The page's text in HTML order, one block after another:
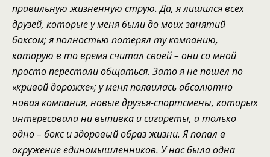
правильную жизненную струю.Да, ялишился всех
друзей, которые у меня были до моих занятий
боксом; я полностью потерял ту компанию,
которую в то время считал своей – они со мной
простоперестали общаться. Затояне пошёл по
«кривой дорожке»;у меня появилась абсолютно
новая компания, новые друзья-спортсмены, которых
интересовала нивыпивка исигареты, а только
одно – бокс и здоровый образ жизни. Япопал в
окружениеединомышленников. У нас была одна